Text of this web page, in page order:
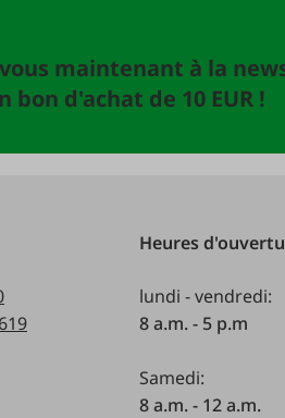
maintenant à la
bon d'achat de 10 EUR !
Heures
lundi - vendredi:
8 a.m. - 5 p.m
Samedi:
8 a.m. - 12 a.m.